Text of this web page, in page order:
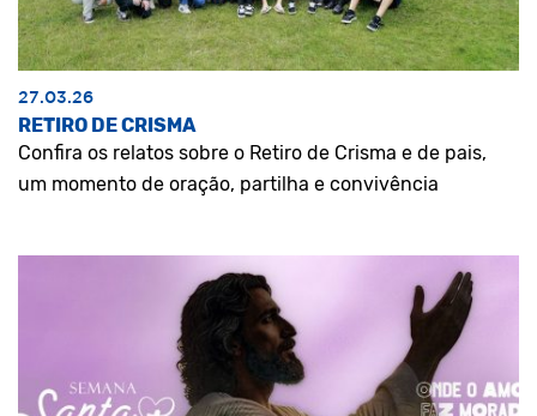
27.03.26
RETIRO DE CRISMA
Confira os relatos sobre o Retiro de Crisma e de pais,
um momento de oração, partilha e convivência